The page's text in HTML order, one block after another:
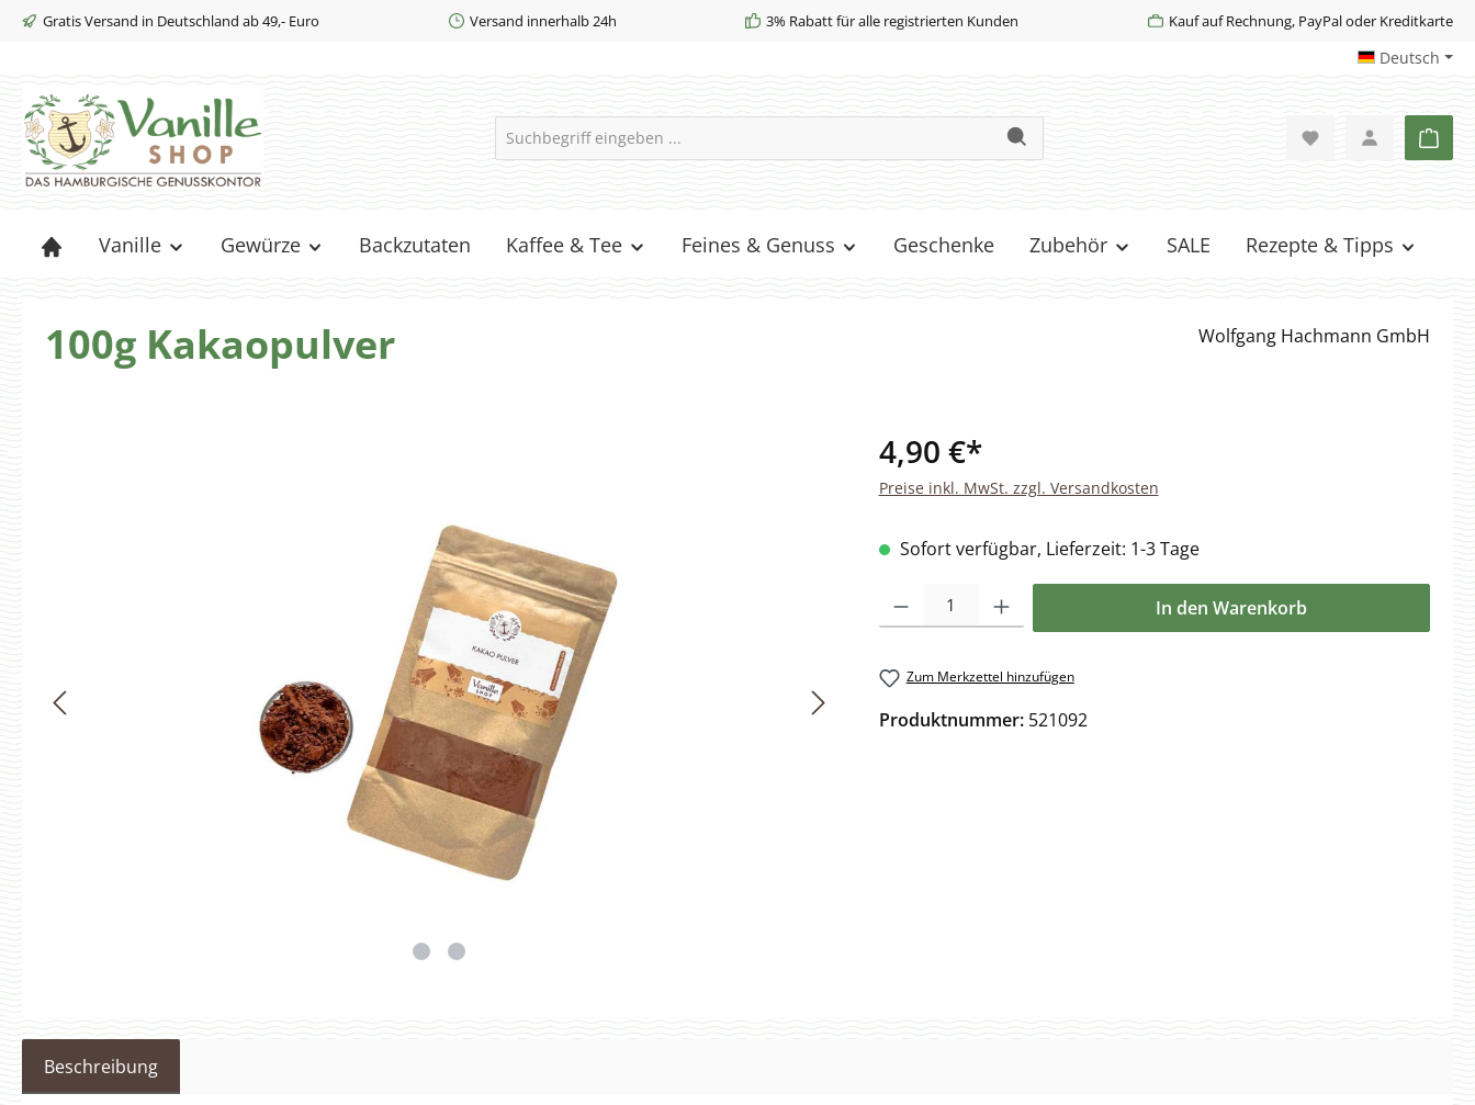
Hauptinhalt springen
Zur Suche springen
Zur Hauptnavigation springen
Gratis Versand in Deutschland ab 49,- Euro Versand innerhalb 24h 3% Rabatt für alle registrierten Kunden Kauf auf Rechnung, PayPal oder Kreditkarte
Deutsch
Vanille Gewürze Backzutaten Kaffee & Tee Feines & Genuss Geschenke Zubehör SALE Rezepte & Tipps
100g Kakaopulver Wolfgang Hachmann GmbH
4,90 €*
Preise inkl. MwSt. zzgl. Versandkosten
Sofort verfügbar, Lieferzeit: 1-3 Tage
Produkt Anzahl: Gib den gewünschten Wert ein oder benutze die
In den Warenkorb
Zum Merkzettel hinzufügen
Produktnummer: 521092
Beschreibung